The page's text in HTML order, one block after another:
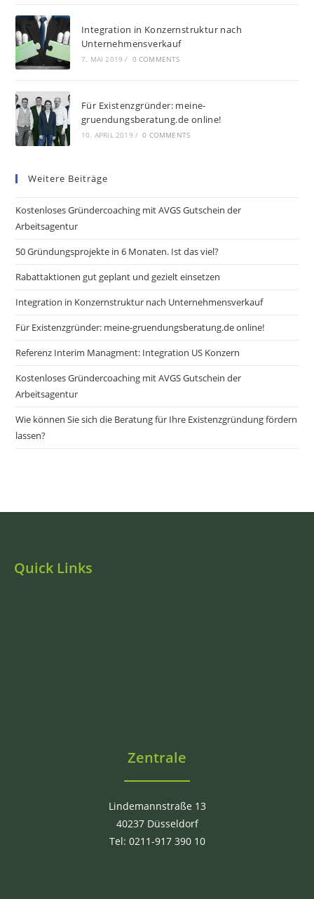
Integration in Konzernstruktur nach
Unternehmensverkauf
7. MAI 2019 / 0 COMMENTS
Für Existenzgründer: meine-
gruendungsberatung.de online!
10. APRIL 2019 / 0 COMMENTS
Weitere Beiträge
Kostenloses Gründercoaching mit AVGS Gutschein der
Arbeitsagentur
50 Gründungsprojekte in 6 Monaten. Ist das viel?
Rabattaktionen gut geplant und gezielt einsetzen
Integration in Konzernstruktur nach Unternehmensverkauf
Für Existenzgründer: meine-gruendungsberatung.de online!
Referenz Interim Managment: Integration US Konzern
Kostenloses Gründercoaching mit AVGS Gutschein der
Arbeitsagentur
Wie können Sie sich die Beratung für Ihre Existenzgründung fördern
lassen?
Quick Links
Zentrale
Lindemannstraße 13
40237 Düsseldorf
Tel: 0211-917 390 10